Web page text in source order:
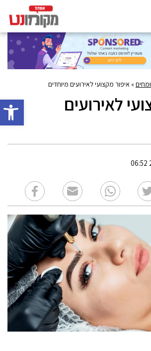
פתח
» איפור מקצועי לאירועים מיוחדים
לאירועים